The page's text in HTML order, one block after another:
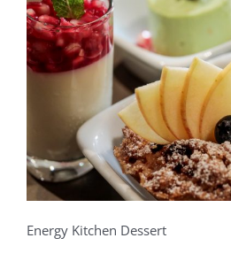
Energy Kitchen Dessert